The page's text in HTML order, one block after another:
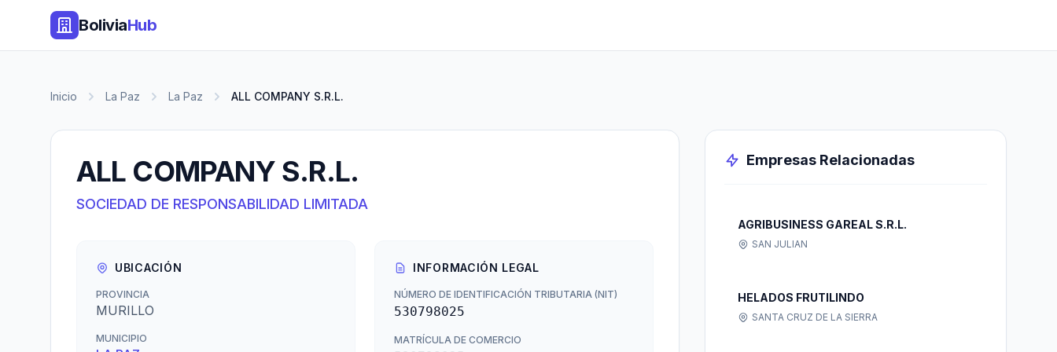
BoliviaHub
Inicio La Paz La Paz ALL COMPANY S.R.L.
ALL COMPANY S.R.L.
SOCIEDAD DE RESPONSABILIDAD LIMITADA
UBICACIÓN
PROVINCIA
MURILLO
MUNICIPIO
INFORMACIÓN LEGAL
NÚMERO DE IDENTIFICACIÓN TRIBUTARIA (NIT)
530798025
MATRÍCULA DE COMERCIO
Empresas Relacionadas
AGRIBUSINESS GAREAL S.R.L.
SAN JULIAN
HELADOS FRUTILINDO
SANTA CRUZ DE LA SIERRA